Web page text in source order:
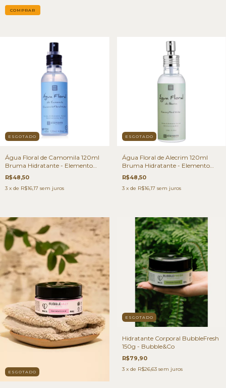
ESGOTADO
Água Floral de Camomila 120ml
Bruma Hidratante - Elemento
Mineral
R$48,50
3 x de R$16,17 sem juros
ESGOTADO
Água Floral de Alecrim 120ml
Bruma Hidratante - Elemento
Mineral
R$48,50
3 x de R$16,17 sem juros
ESGOTADO
ESGOTADO
Hidratante Corporal BubbleFresh
150g - Bubble&Co
R$79,90
3 x de R$26,63 sem juros